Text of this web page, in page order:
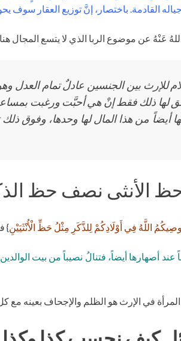
القادمة. باختصار، إنَّ توزيع العقار سوف
عَنْهُ عن موضوع الربا الذي لا يتسع المجال
للإرث بين الجنسين عادلٌ تمام العدل
لها ذلك فقط إنْ هي أحبَّت ورغبت
أيضاً من هذا المال لها وحدها، وفوق
الأنثى نصف حظ
اللَّهُ فِي أَوْلَادِكُمْ لِلذَّكَرِ مِثْلُ حَظِّ الْأُنْثَيَيْنِ}
عند أصهارها أيضاً، فتنالُ نصيباً من بيت
في الإرث هو الظلم والإجحاف بعينه مع